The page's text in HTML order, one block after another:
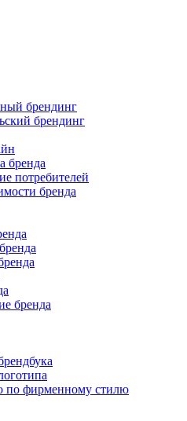
брендинг
брендинг
бренда
потребителей
бренда
бренда
по фирменному стилю